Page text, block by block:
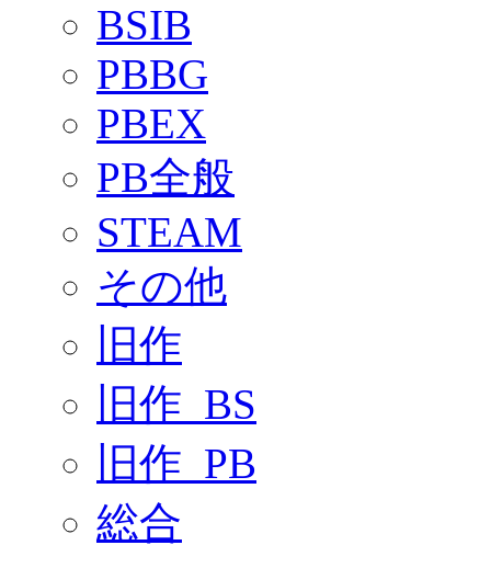
BSIB
PBBG
PBEX
PB全般
STEAM
その他
旧作
旧作_BS
旧作_PB
総合